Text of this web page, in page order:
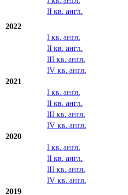
Отчетность МСФО/US GAAP
2023
I кв. англ.
II кв. англ.
I кв. англ.
III кв. англ.
IV кв. англ.
I кв. англ.
III кв. англ.
IV кв. англ.
I кв. англ.